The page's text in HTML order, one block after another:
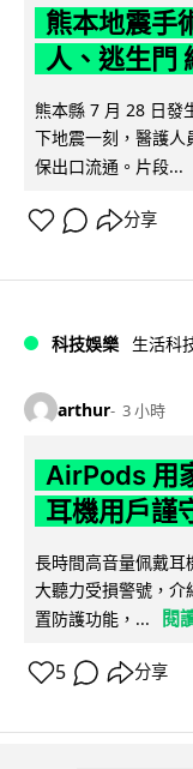
熊本地震手
人、逃生門
熊本縣 7 月 28 日發
下地震一刻，醫護人
保出口流通。片段...
分享
科技娛樂 生活科
arthur 3 小時
AirPods 用
耳機用戶謹
長時間高音量佩戴
大聽力受損警號，
置防護功能，...
閱
5 分享